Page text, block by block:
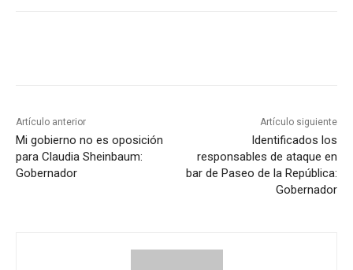
Artículo anterior
Mi gobierno no es oposición
para Claudia Sheinbaum:
Gobernador
Artículo siguiente
Identificados los
responsables de ataque en
bar de Paseo de la República:
Gobernador